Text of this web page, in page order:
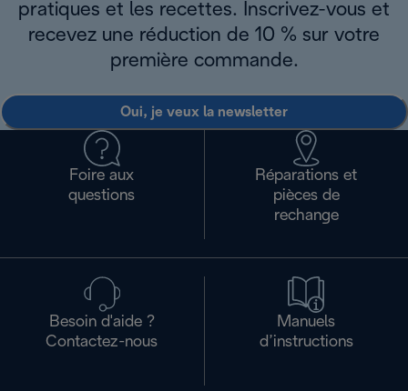
pratiques et les recettes. Inscrivez-vous et
recevez une réduction de 10 % sur votre
première commande.
Oui, je veux la newsletter
Foire aux
questions
Réparations et
pièces de
rechange
Besoin d'aide ?
Contactez-nous
Manuels
d’instructions